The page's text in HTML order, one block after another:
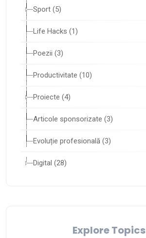
Sport (5)
Life Hacks (1)
Poezii (3)
Productivitate (10)
Proiecte (4)
Articole sponsorizate (3)
Evoluție profesională (3)
Digital (28)
Explore Topics